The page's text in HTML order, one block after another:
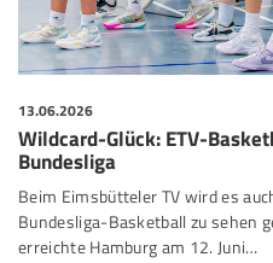
13.06.2026
Wildcard-Glück: ETV-
Bundesliga
Beim Eimsbütteler TV wird es
Bundesliga-Basketball zu sehen
erreichte Hamburg am 12. Juni…